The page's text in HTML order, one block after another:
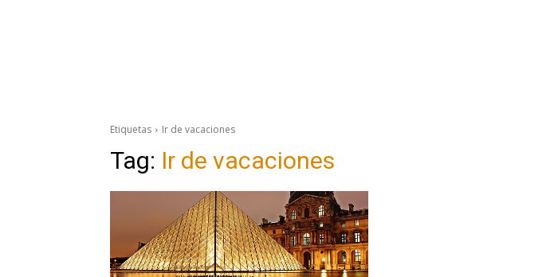
Etiquetas Ir de vacaciones
Tag: Ir de vacaciones